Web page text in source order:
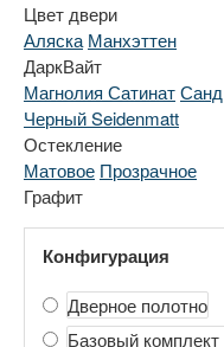
Цвет двери
Аляска Манхэттен
ДаркВайт
Магнолия СатинатСанд
Черный Seidenmatt
Остекление
Матовое Прозрачное
Графит
Конфигурация
Дверное полотно
Базовый комплект